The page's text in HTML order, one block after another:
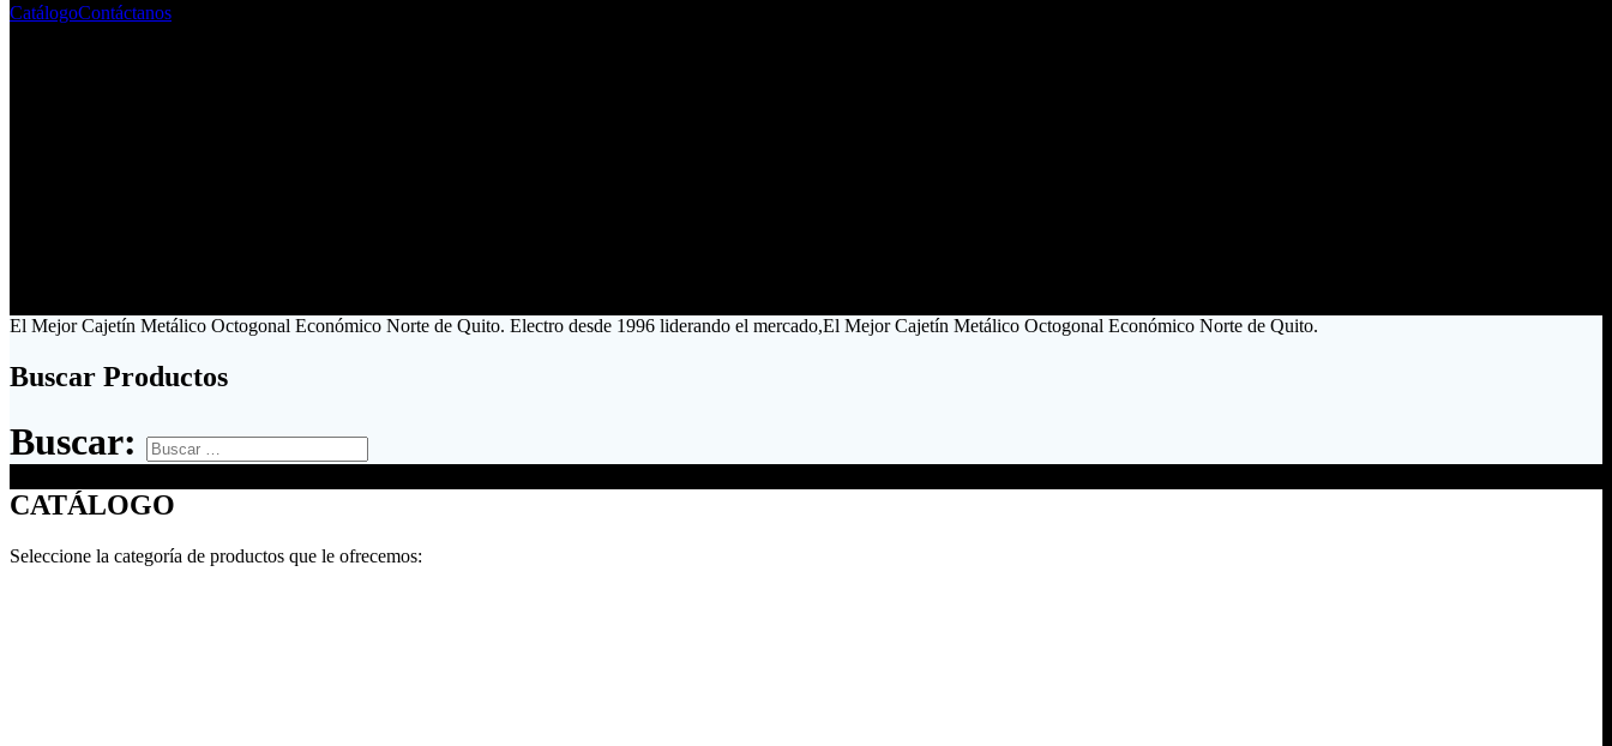
CatálogoContáctanos
El Mejor Cajetín Metálico Octogonal Económico Norte de Quito. Electro desde 1996 liderando el mercado,El Mejor Cajetín Metálico Octogonal Económico Norte de Quito.
Buscar Productos
Buscar:
CATÁLOGO
Seleccione la categoría de productos que le ofrecemos: